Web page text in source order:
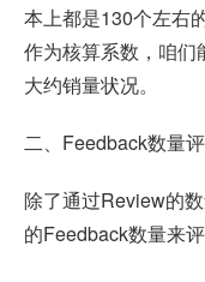
本上都是130个左右
作为核算系数，咱
大约销量状况。
二、Feedback数量
除了通过Review的
的Feedback数量来